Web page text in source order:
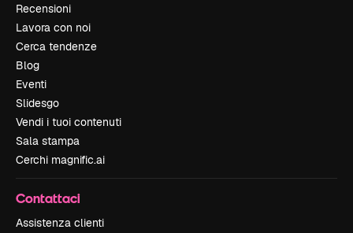
Recensioni
Lavora con noi
Cerca tendenze
Blog
Eventi
Slidesgo
Vendi i tuoi contenuti
Sala stampa
Cerchi magnific.ai
Contattaci
Assistenza clienti